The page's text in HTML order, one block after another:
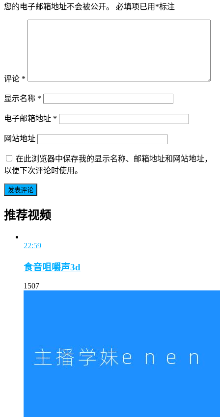
您的电子邮箱地址不会被公开。 必填项已用 *标注
评论 *
显示名称 *
电子邮箱地址 *
网站地址
在此浏览器中保存我的显示名称、邮箱地址和网站地址，
以便下次评论时使用。
推荐视频
22:59
食音咀嚼声3d
1507